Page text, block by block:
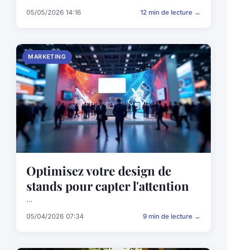
05/05/2026 14:16 12 min de lecture →
MARKETING
Optimisez votre design de
stands pour capter l'attention
...
05/04/2026 07:34 9 min de lecture →